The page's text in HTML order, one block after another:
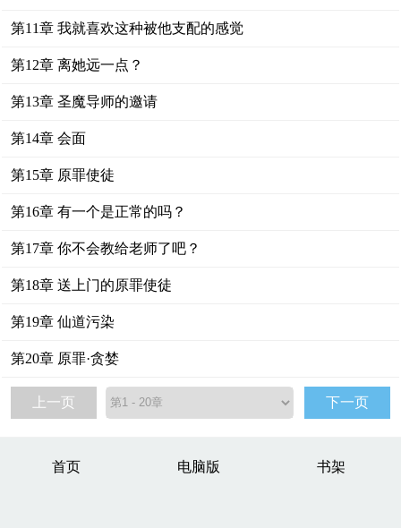
第11章 我就喜欢这种被他支配的感觉
第12章 离她远一点？
第13章 圣魔导师的邀请
第14章 会面
第15章 原罪使徒
第16章 有一个是正常的吗？
第17章 你不会教给老师了吧？
第18章 送上门的原罪使徒
第19章 仙道污染
第20章 原罪·贪婪
上一页 下一页
首页 电脑版 书架